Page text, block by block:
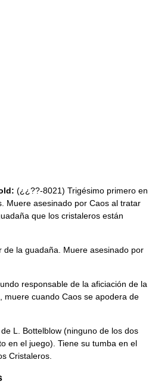
(¿¿??-8021) Trigésimo primero en
Muere asesinado por Caos al tratar
que los cristaleros están
de la guadaña. Muere asesinado por
responsable de la aficiación de la
muere cuando Caos se apodera de
L. Bottelblow (ninguno de los dos
en el juego). Tiene su tumba en el
Cristaleros.